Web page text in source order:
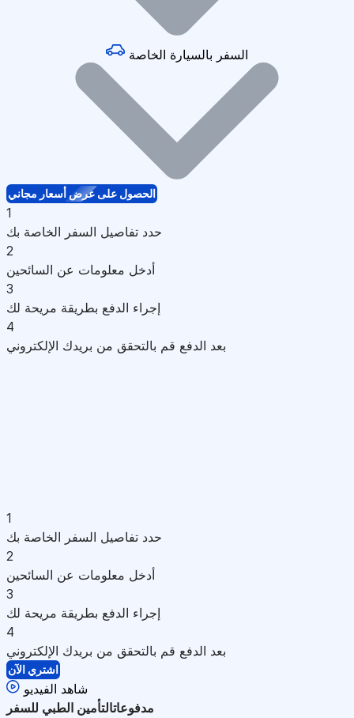
السفر بالسيارة الخاصة
الحصول على عرض أسعار مجاني
1
حدد تفاصيل السفر الخاصة بك
2
أدخل معلومات عن السائحين
3
إجراء الدفع بطريقة مريحة لك
4
بعد الدفع قم بالتحقق من بريدك الإلكتروني
1
حدد تفاصيل السفر الخاصة بك
2
أدخل معلومات عن السائحين
3
إجراء الدفع بطريقة مريحة لك
4
بعد الدفع قم بالتحقق من بريدك الإلكتروني
اشتري الآن
شاهد الفيديو
مدفوعاتالتأمين الطبي للسفر